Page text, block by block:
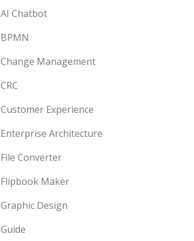
AI Chatbot
BPMN
Change Management
CRC
Customer Experience
Enterprise Architecture
File Converter
Flipbook Maker
Graphic Design
Guide